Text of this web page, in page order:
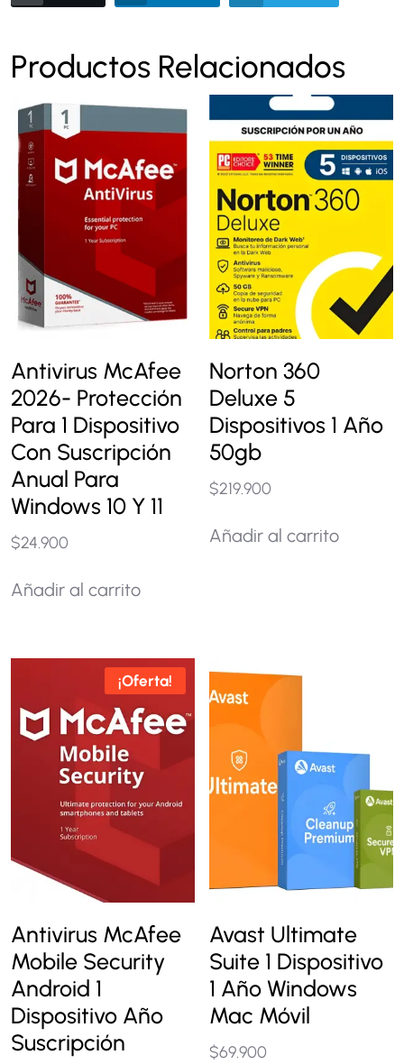
Productos Relacionados
Antivirus McAfee
2026- Protección
Para 1 Dispositivo
Con Suscripción
Anual Para
Windows 10 Y 11
$24.900
Añadir al carrito
Norton 360
Deluxe 5
Dispositivos 1 Año
50gb
$219.900
Añadir al carrito
¡Oferta!
Antivirus McAfee
Mobile Security
Android 1
Dispositivo Año
Suscripción
Avast Ultimate
Suite 1 Dispositivo
1 Año Windows
Mac Móvil
$69.900